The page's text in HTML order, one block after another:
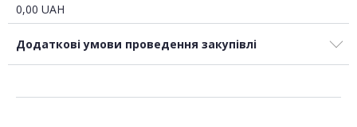
0,00 UAH
Додаткові умови проведення закупівлі